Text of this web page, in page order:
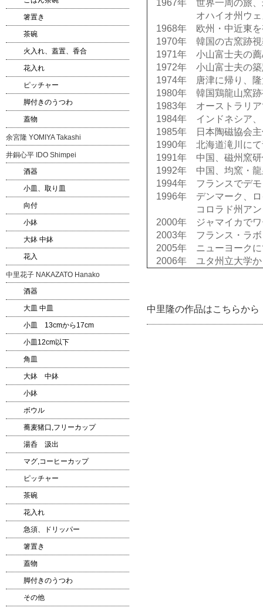
1967年 世界一周の旅、
オハイオ州ウェズ
1968年 欧州・中近東を
1970年 韓国の古窯跡視
1971年 小山富士夫の薦
1972年 小山富士夫の築
1974年 唐津に帰り、隆
1980年 韓国鶏龍山窯跡
1983年 オーストラリア
1984年 インドネシア、
1985年 日本陶磁協会主
1990年 北海道滝川にて
1991年 中国、磁州窯研
1992年 中国、均窯・龍
1994年 フランスでデモ
1996年 デンマーク、ロ
コロラド州アンダー
2000年 ジャマイカでワ
2003年 フランス・ラボ
2005年 ニューヨークに
2006年 ユタ州立大学か
中里隆の作品はこちらから
箸置き
茶碗
火入れ、蓋置、香合
花入れ
ピッチャー
脚付きのうつわ
蓋物
余宮隆 YOMIYA Takashi
井銅心平 IDO Shimpei
酒器
小皿、取り皿
向付
小鉢
大鉢 中鉢
花入
中里花子 NAKAZATO Hanako
酒器
大皿 中皿
小皿 13cmから17cm
小皿12cm以下
角皿
大鉢 中鉢
小鉢
ボウル
蕎麦猪口,フリーカップ
湯呑 汲出
マグ,コーヒーカップ
ピッチャー
茶碗
花入れ
急須、ドリッパー
箸置き
蓋物
脚付きのうつわ
その他